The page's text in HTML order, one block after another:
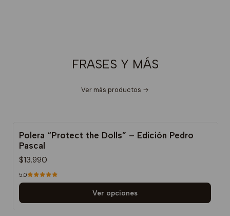
FRASES Y MÁS
Ver más productos
Polera “Protect the Dolls” – Edición Pedro
Pascal
$13.990
5.0
Ver opciones